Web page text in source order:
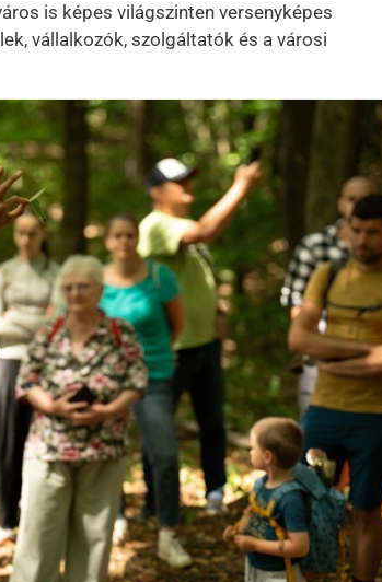
is képes világszinten versenyképes
vállalkozók, szolgáltatók és a városi